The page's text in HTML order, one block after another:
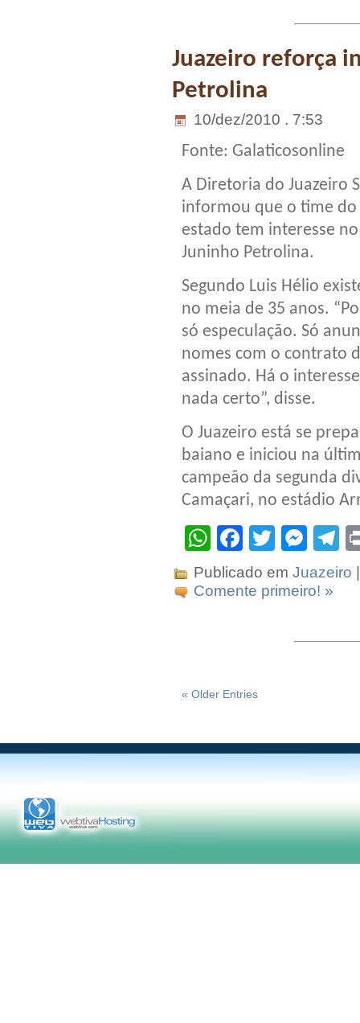
Juazeiro reforça
Petrolina
10/dez/2010 . 7:53
Fonte: Galaticosonline
A Diretoria do Juazeiro
informou que o time
estado tem interesse
Juninho Petrolina.
Segundo Luis Hélio
no meia de 35 anos.
só especulação. Só
nomes com o contrato
assinado. Há o
nada certo”, disse.
O Juazeiro está se
baiano e iniciou na
campeão da segunda
Camaçari, no estádio
WhatsApp
Facebook
Twitter
Publicado em Juazeiro
Comente primeiro! »
« Older Entries